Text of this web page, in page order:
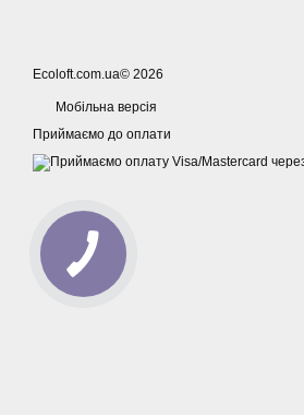
Ecoloft.com.ua© 2026
Мобільна версія
Приймаємо до оплати